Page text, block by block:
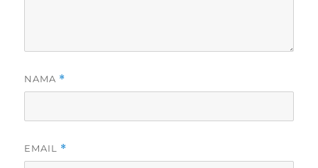
NAMA *
EMAIL *